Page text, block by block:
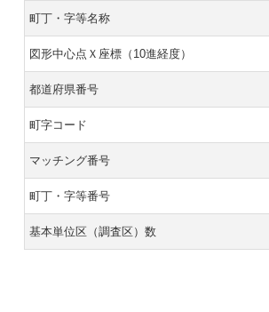
町丁・字等名称
図形中心点Ｘ座標（10進経度）
都道府県番号
町字コード
マッチング番号
町丁・字等番号
基本単位区（調査区）数